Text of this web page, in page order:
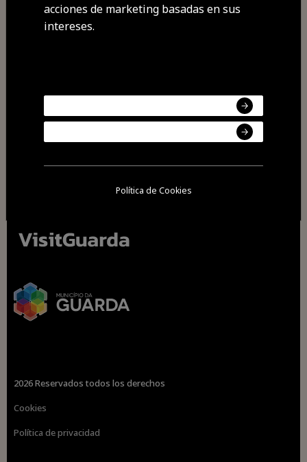
2026 Reservados todos los derechos
Cookies
Política de privacidad
acciones de marketing basadas en sus
intereses.
Política de Cookies